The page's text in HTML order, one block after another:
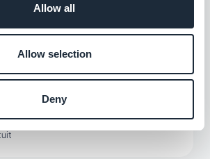
Allow all
Allow selection
Deny
de photos personnalisé
du contenu externe en créant
Custom de GoodBarber.